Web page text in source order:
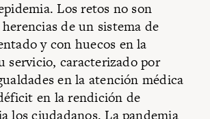
Los retos no son
de un sistema de
y con huecos en la
servicio, caracterizado por
en la atención médica
en la rendición de
los ciudadanos. La pandemia